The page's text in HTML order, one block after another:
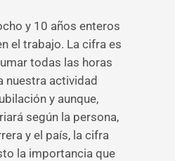
y 10 años enteros
el trabajo. La cifra es
todas las horas
nuestra actividad
y aunque,
según la persona,
y el país, la cifra
la importancia que